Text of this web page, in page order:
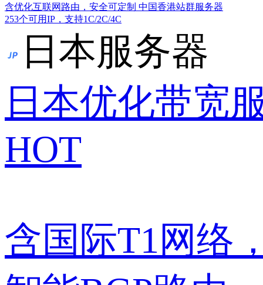
含优化互联网路由，安全可定制 中国香港站群服务器
253个可用IP，支持1C/2C/4C
日本服务器
日本优化带宽
HOT
含国际T1网络